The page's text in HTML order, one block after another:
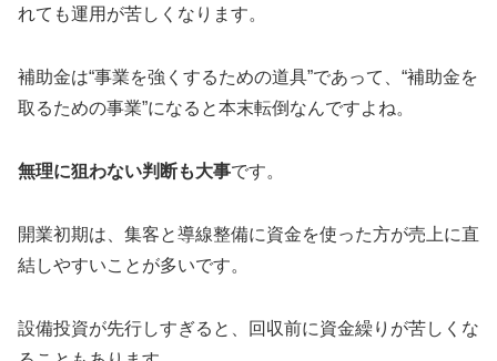
れても運用が苦しくなります。
補助金は“事業を強くするための道具”であって、“補助金を
取るための事業”になると本末転倒なんですよね。
無理に狙わない判断も大事です。
開業初期は、集客と導線整備に資金を使った方が売上に直
結しやすいことが多いです。
設備投資が先行しすぎると、回収前に資金繰りが苦しくな